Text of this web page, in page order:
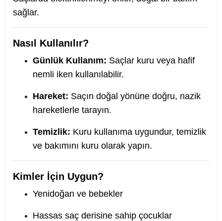
sağlar.
Nasıl Kullanılır?
Günlük Kullanım: Saçlar kuru veya hafif
nemli iken kullanılabilir.
Hareket: Saçın doğal yönüne doğru, nazik
hareketlerle tarayın.
Temizlik: Kuru kullanıma uygundur, temizlik
ve bakımını kuru olarak yapın.
Kimler İçin Uygun?
Yenidoğan ve bebekler
Hassas saç derisine sahip çocuklar